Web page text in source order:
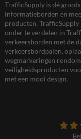
TrafficSupply is dé
informatieborden en
producten.
onder te verdelen in
verkeersborden met de
verkeersbordpalen,
wegmarkeringen
veiligheidsproducten
met een mooi design.